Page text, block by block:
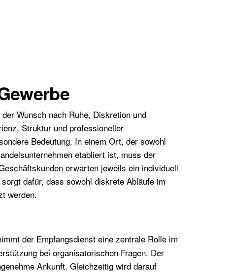
Wunsch nach Ruhe, Diskretion und
Struktur und professioneller
Bedeutung. In einem Ort, der sowohl
etabliert ist, muss der
erwarten jeweils ein individuell
dafür, dass sowohl diskrete Abläufe im
werden.
der Empfangsdienst eine zentrale Rolle im
bei organisatorischen Fragen. Der
Ankunft. Gleichzeitig wird darauf